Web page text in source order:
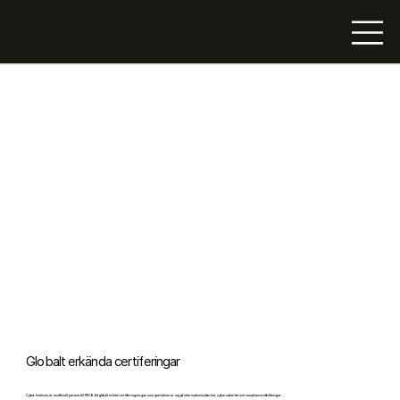
Globalt erkända certiferingar
Cyber Instincts är en officiell partner till PECB. Ett globalt erkänt certifieringsorgan som specialiserar sig på informationssäkerhet, cybersäkerhet och compliance-utbildningar.